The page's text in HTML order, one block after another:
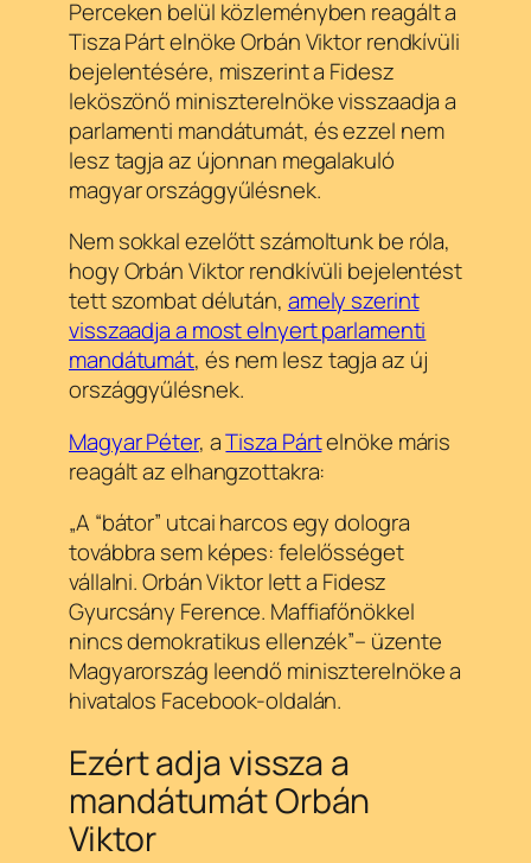
Perceken belül közleményben reagált a
Tisza Párt elnöke Orbán Viktor rendkívüli
bejelentésére, miszerint a Fidesz
leköszönő miniszterelnöke visszaadja a
parlamenti mandátumát, és ezzel nem
lesz tagja az újonnan megalakuló
magyar országgyűlésnek.
Nem sokkal ezelőtt számoltunk be róla,
hogy Orbán Viktor rendkívüli bejelentést
tett szombat délután, amely szerint
visszaadja a most elnyert parlamenti
mandátumát, és nem lesz tagja az új
országgyűlésnek.
Magyar Péter, aTisza Pártelnöke máris
reagált az elhangzottakra:
„A “bátor” utcai harcos egy dologra
továbbra sem képes: felelősséget
vállalni. Orbán Viktor lett a Fidesz
Gyurcsány Ference. Maffiafőnökkel
nincs demokratikus ellenzék”– üzente
Magyarország leendő miniszterelnöke a
hivatalos Facebook-oldalán.
Ezért adja vissza a
mandátumát Orbán
Viktor